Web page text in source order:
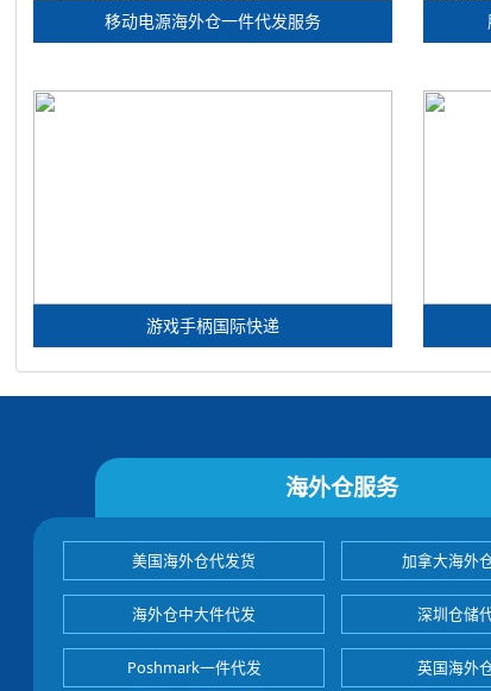
移动电源海外仓一件代发服务
游戏手柄国际快递
海外仓服务
美国海外仓代发货 加拿大海外
海外仓中大件代发 深圳仓储
Poshmark一件代发 英国海外